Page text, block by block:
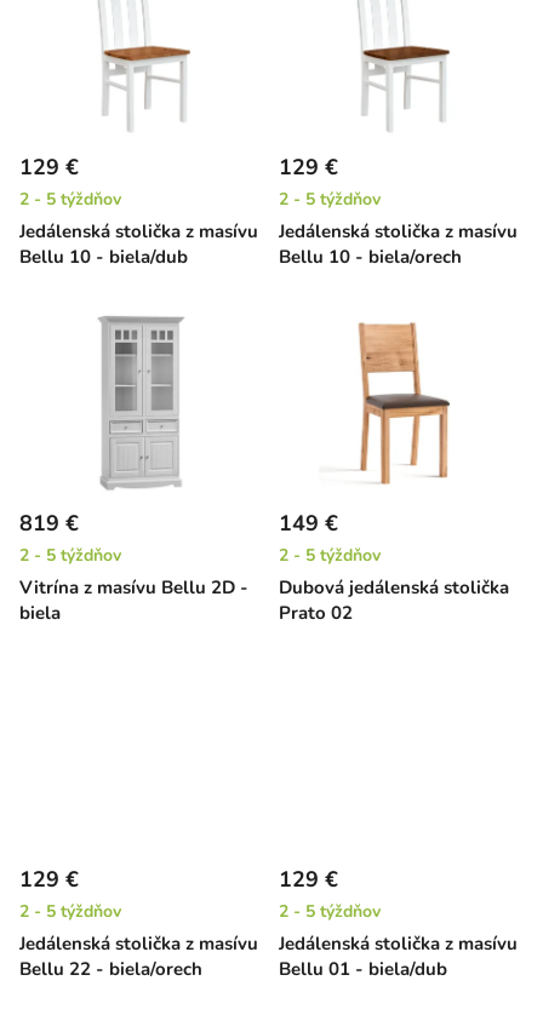
Jedálenská stolička z masívu
Bellu 10 - biela/dub
129 €
2 - 5 týždňov
Jedálenská stolička z masívu
Bellu 10 - biela/orech
129 €
2 - 5 týždňov
Vitrína z masívu Bellu 2D -
biela
819 €
2 - 5 týždňov
Dubová jedálenská stolička
Prato 02
149 €
2 - 5 týždňov
Jedálenská stolička z masívu
Bellu 22 - biela/orech
129 €
2 - 5 týždňov
Jedálenská stolička z masívu
Bellu 01 - biela/dub
129 €
2 - 5 týždňov